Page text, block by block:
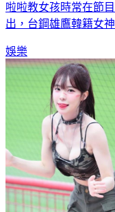
病，消息讓外界震驚
啦啦教女孩時常在節
娛樂